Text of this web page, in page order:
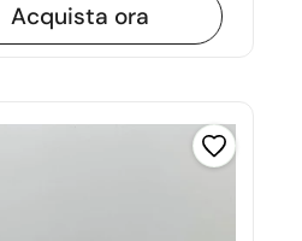
Acquista ora